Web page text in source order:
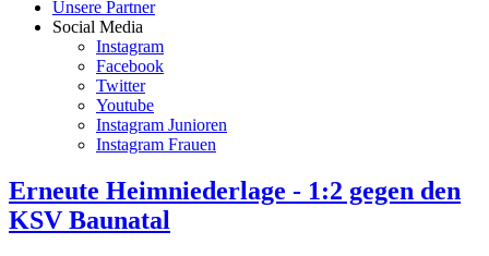
Unsere Partner
Social Media
Instagram
Facebook
Twitter
Youtube
Instagram Junioren
Instagram Frauen
Erneute Heimniederlage - 1:2 gegen den
KSV Baunatal